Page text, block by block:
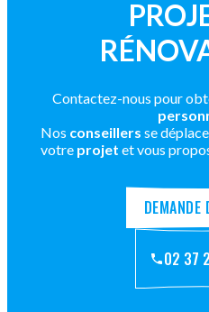
Contactez-nous pour
Nos conseillers se
votre projet et vous
DEMANDE
02 37